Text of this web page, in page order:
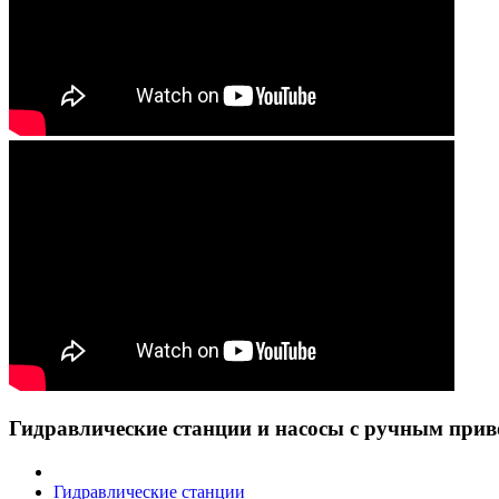
Гидравлические станции и насосы с ручным
Гидравлические станции